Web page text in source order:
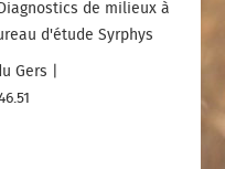
de milieux à
d'étude Syrphys
Gers |